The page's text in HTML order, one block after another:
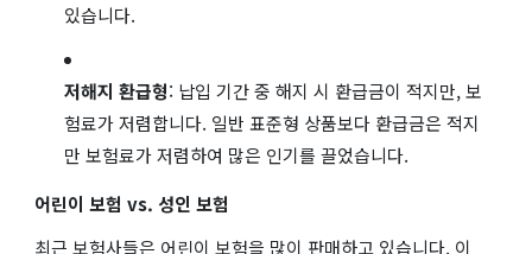
있습니다.
저해지 환급형: 납입 기간 중 해지 시 환급금이 적지만, 보
험료가 저렴합니다. 일반 표준형 상품보다 환급금은 적지
만 보험료가 저렴하여 많은 인기를 끌었습니다.
어린이 보험 vs. 성인 보험
최근 보험사들은 어린이 보험을 많이 판매하고 있습니다. 이